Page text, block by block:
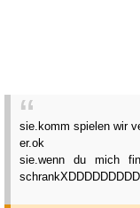
sie.komm spielen wir
er.ok
sie.wenn du mich
schrank